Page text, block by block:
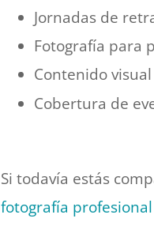
Jornadas de
Fotografía para
Contenido
Cobertura de
Si todavía estás
fotografía